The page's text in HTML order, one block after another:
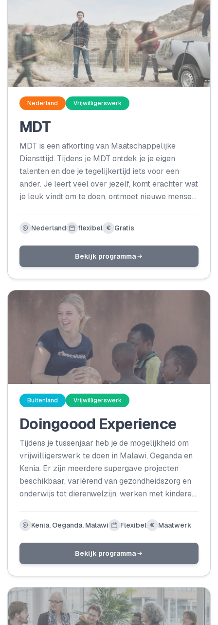
Nederland Vrijwilligerswerk
MDT
MDT is een afkorting van Maatschappelijke
Diensttijd. Tijdens je MDT ontdek je je eigen
talenten en doe je tegelijkertijd iets voor een
ander. Je leert veel over jezelf, komt erachter wat
je leuk vindt om te doen, ontmoet nieuwe mensen
Je organiseert bijvoorbeeld een sportevenement
voor kansarme kinderen in jouw stad, zet je in
voor een groenere buurt of kiest een andere
activiteit in sport, klimaat, natuur of techniek.
Nederland flexibel € Gratis
Bekijk programma
Buitenland Vrijwilligerswerk
Doingoood Experience
Tijdens je tussenjaar heb je de mogelijkheid om
vrijwilligerswerk te doen in Malawi, Oeganda en
Kenia. Er zijn meerdere supergave projecten
beschikbaar, variërend van gezondheidszorg en
onderwijs tot dierenwelzijn, werken met kinderen
vaardigheden zullen we samen met jou kijken
welk land en project het beste bij je past.
Doingoood is de enige organisatie in Nederland
die werkt met eigen, Nederlandse begeleiding in
Kenia, Oeganda, Malawi Flexibel € Maatwerk
Bekijk programma